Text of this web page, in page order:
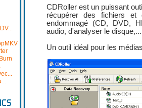
CDRoller est un puissant
récupérer des fichiers
endommagé (CD, DVD,
audio, d'analyser le disque,...
Un outil idéal pour les